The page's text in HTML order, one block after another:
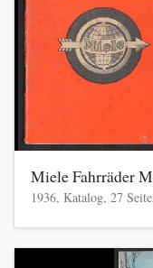
Miele Fahrräder
1936, Katalog, 27